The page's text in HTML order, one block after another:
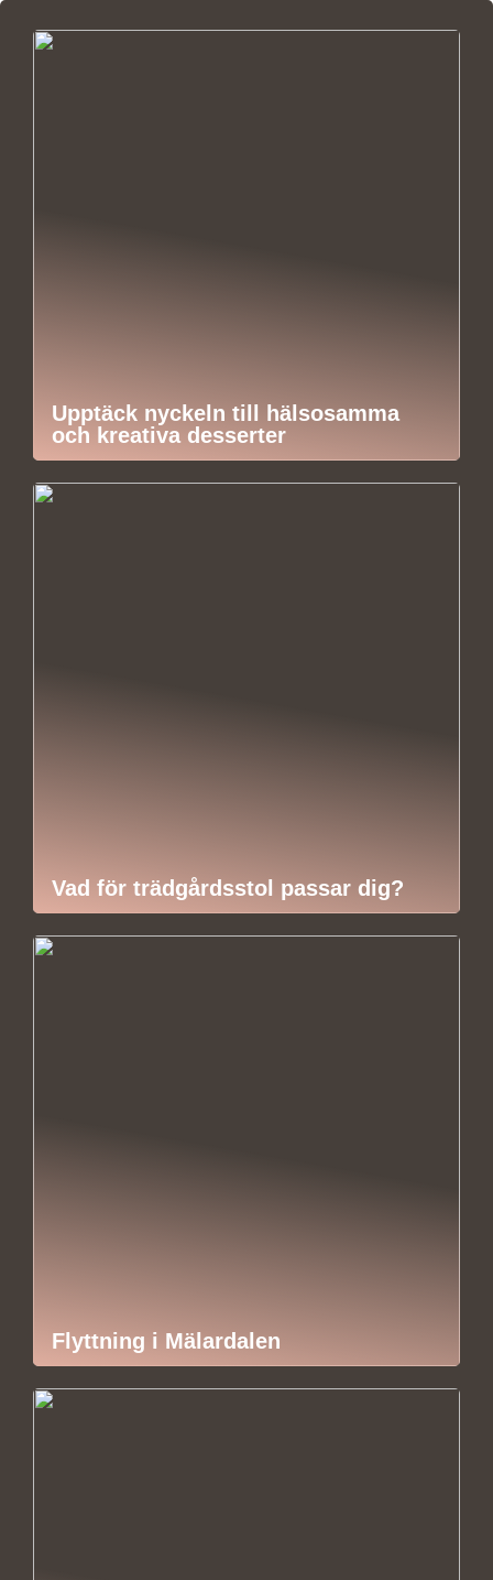
Upptäck nyckeln till hälsosamma
och kreativa desserter
Vad för trädgårdsstol passar dig?
Flyttning i Mälardalen